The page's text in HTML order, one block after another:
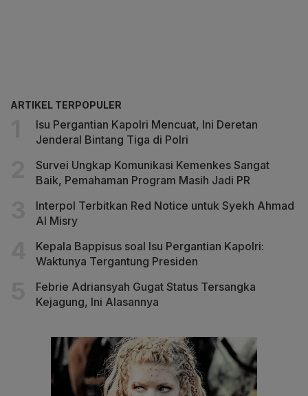
ARTIKEL TERPOPULER
Isu Pergantian Kapolri Mencuat, Ini Deretan
Jenderal Bintang Tiga di Polri
Survei Ungkap Komunikasi Kemenkes Sangat
Baik, Pemahaman Program Masih Jadi PR
Interpol Terbitkan Red Notice untuk Syekh Ahmad
Al Misry
Kepala Bappisus soal Isu Pergantian Kapolri:
Waktunya Tergantung Presiden
Febrie Adriansyah Gugat Status Tersangka
Kejagung, Ini Alasannya